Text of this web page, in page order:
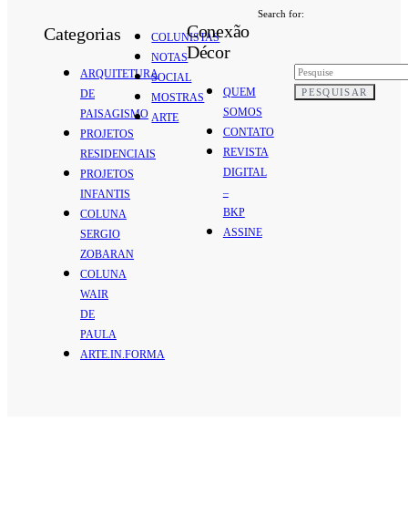
Categorias
ARQUITETURA
DE
PAISAGISMO
PROJETOS
RESIDENCIAIS
PROJETOS
INFANTIS
COLUNA
SERGIO
ZOBARAN
COLUNA
WAIR
DE
PAULA
ARTE.IN.FORMA
COLUNISTAS
NOTAS
SOCIAL
MOSTRAS
ARTE
Conexão
Décor
QUEM
SOMOS
CONTATO
REVISTA
DIGITAL
–
BKP
ASSINE
Search for:
PESQUISAR